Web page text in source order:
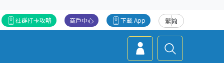
繁简
下載 App
商戶中心
社群打卡攻略